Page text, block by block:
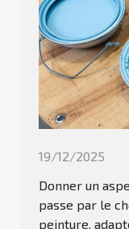
19/12/2025
Donner un
passe par le
peinture,